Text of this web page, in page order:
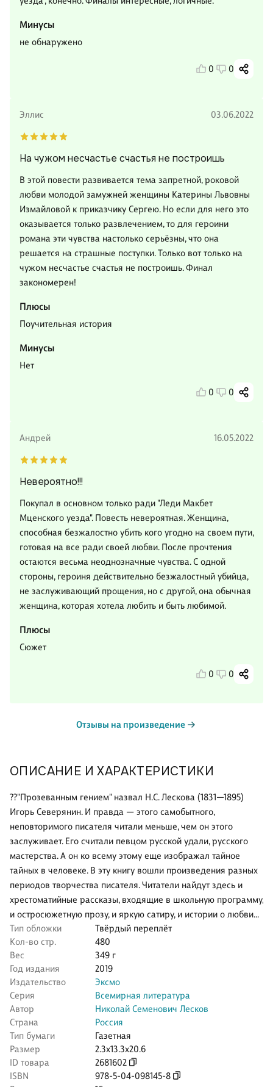
ОПИСАНИЕ И ХАРАКТЕРИСТИКИ
??"Прозеванным гением" назвал Н.С. Лескова (1831—1895)
Игорь Северянин. И правда — этого самобытного,
неповторимого писателя читали меньше, чем он этого
заслуживает. Его считали певцом русской удали, русского
мастерства. А он ко всему этому еще изображал тайное
тайных в человеке. В эту книгу вошли произведения разных
периодов творчества писателя. Читатели найдут здесь и
хрестоматийные рассказы, входящие в школьную программу,
и остросюжетную прозу, и яркую сатиру, и истории о любви…
Тип обложки
Твёрдый переплёт
Кол-во стр.
480
Вес
349 г
Год издания
2019
Издательство
Эксмо
Серия
Всемирная литература
Автор
Николай Семенович Лесков
Страна
Россия
Тип бумаги
Газетная
Размер
2.3x13.3x20.6
ID товара
2681602
ISBN
978-5-04-098145-8
Минусы
не обнаружено
0 0
Эллис 03.06.2022
На чужом несчастье счастья не построишь
В этой повести развивается тема запретной, роковой
любви молодой замужней женщины Катерины Львовны
Измайловой к приказчику Сергею. Но если для него это
оказывается только развлечением, то для героини
романа эти чувства настолько серьёзны, что она
решается на страшные поступки. Только вот только на
чужом несчастье счастья не построишь. Финал
закономерен!
Плюсы
Поучительная история
Минусы
Нет
0 0
Андрей 16.05.2022
Невероятно!!!
Покупал в основном только ради "Леди Макбет
Мценского уезда". Повесть невероятная. Женщина,
способная безжалостно убить кого угодно на своем пути,
готовая на все ради своей любви. После прочтения
остаются весьма неоднозначные чувства. С одной
стороны, героиня действительно безжалостный убийца,
не заслуживающий прощения, но с другой, она обычная
женщина, которая хотела любить и быть любимой.
Плюсы
Сюжет
0 0
Отзывы на произведение